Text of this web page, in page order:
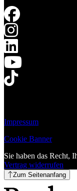
Impressum
Cookie Banner
Sie haben das Recht,
Vertrag widerrufen
Zum Seitenanfang